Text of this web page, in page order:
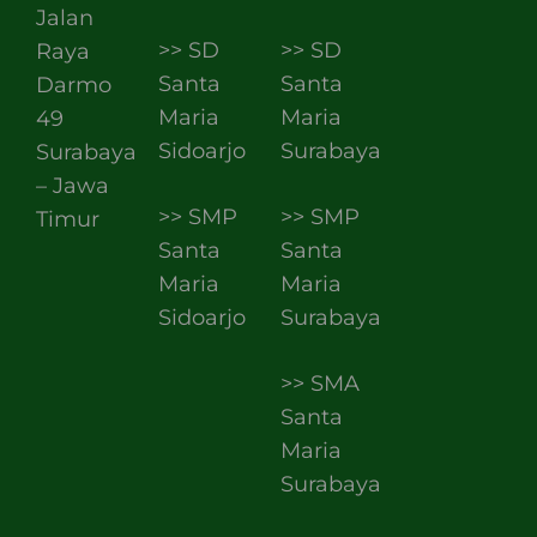
Jalan
Raya
Darmo
49
Surabaya
– Jawa
Timur
>> SD
Santa
Maria
Sidoarjo
>> SMP
Santa
Maria
Sidoarjo
>> SD
Santa
Maria
Surabaya
>> SMP
Santa
Maria
Surabaya
>> SMA
Santa
Maria
Surabaya